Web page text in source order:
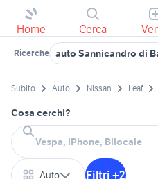
Home Cerca
Ricerche auto Sannicandro di
Subito Auto Nissan Leaf
Cosa cerchi?
Auto Filtri +2